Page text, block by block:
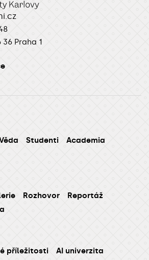
36 Praha 1
Studenti
Academia
Rozhovor
Reportáž
příležitosti
AI univerzita